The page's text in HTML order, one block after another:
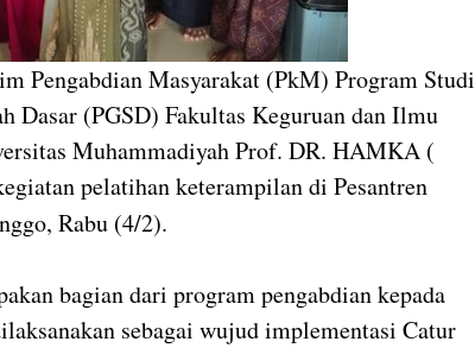
Pengabdian Masyarakat (PkM) Program Studi
Dasar (PGSD) Fakultas Keguruan dan Ilmu
Muhammadiyah Prof. DR. HAMKA (
pelatihan keterampilan di Pesantren
Rabu (4/2).
bagian dari program pengabdian kepada
sebagai wujud implementasi Catur